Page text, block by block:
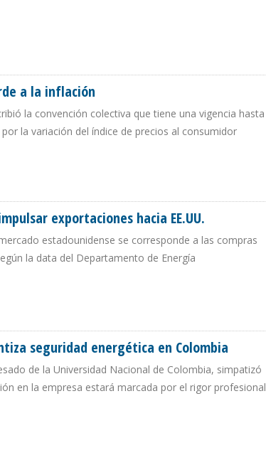
a la inflación
la convención colectiva que tiene una vigencia hasta
la variación del índice de precios al consumidor
exportaciones hacia EE.UU.
estadounidense se corresponde a las compras
la data del Departamento de Energía
seguridad energética en Colombia
de la Universidad Nacional de Colombia, simpatizó
en la empresa estará marcada por el rigor profesional